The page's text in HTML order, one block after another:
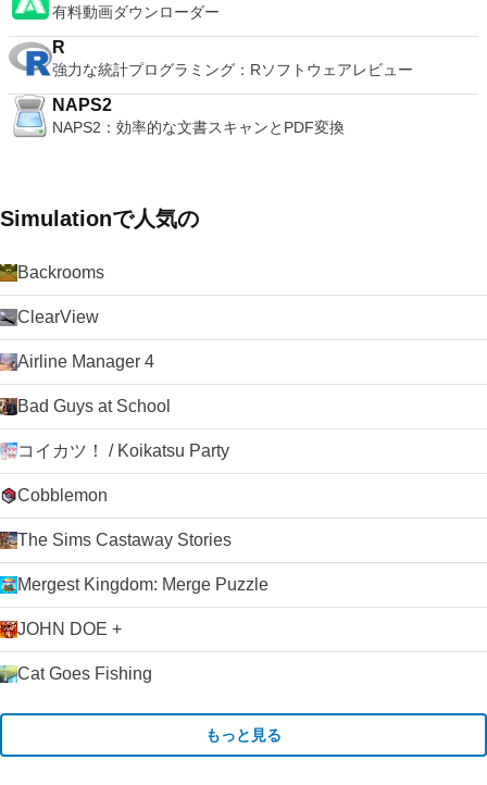
有料動画ダウンローダー
R
強力な統計プログラミング：Rソフトウェアレビュー
NAPS2
NAPS2：効率的な文書スキャンとPDF変換
Simulationで人気の
Backrooms
ClearView
Airline Manager 4
Bad Guys at School
コイカツ！ / Koikatsu Party
Cobblemon
The Sims Castaway Stories
Mergest Kingdom: Merge Puzzle
JOHN DOE +
Cat Goes Fishing
もっと見る